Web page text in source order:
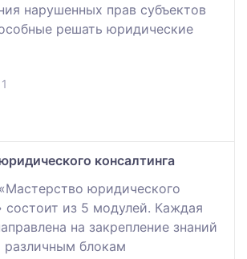
нарушенных прав субъектов
решать юридические
консалтинга
юридического
состоит из 5 модулей. Каждая
на закрепление знаний
различным блокам